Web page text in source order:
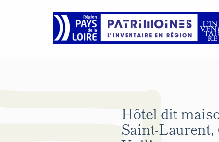
Hôtel dit
Saint-Laurent,